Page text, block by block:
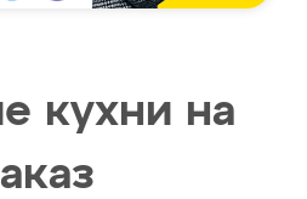
кухни на